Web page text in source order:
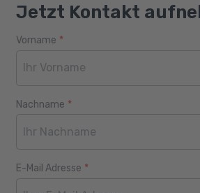
Jetzt Kontakt
Webseite
Alter
Vorname *
Nachname *
E-Mail Adresse *